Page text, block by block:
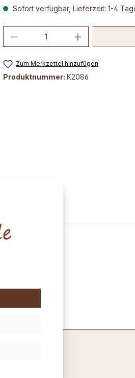
Sofort verfügbar, Lieferzeit: 1-4
Produkt Anzahl: Gib
Zum Merkzettel hinzufügen
Produktnummer: K2086